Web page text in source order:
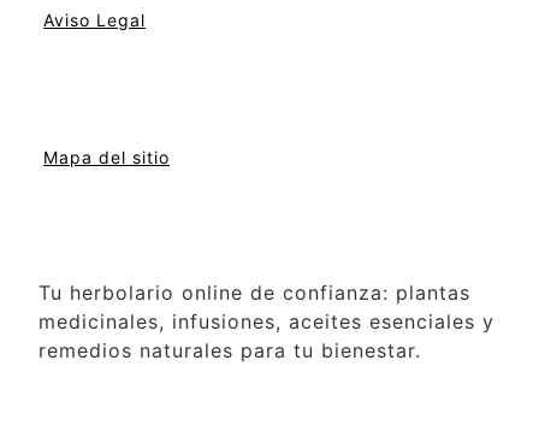
Aviso Legal
Mapa del sitio
Tu herbolario online de confianza: plantas
medicinales, infusiones, aceites esenciales y
remedios naturales para tu bienestar.